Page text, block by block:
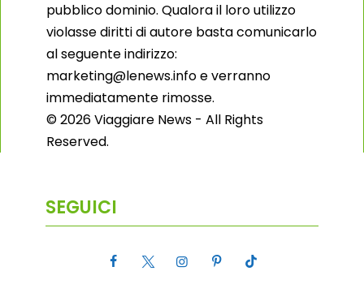
pubblico dominio. Qualora il loro utilizzo
violasse diritti di autore basta comunicarlo
al seguente indirizzo:
marketing@lenews.info e verranno
immediatamente rimosse.
© 2026 Viaggiare News - All Rights
Reserved.
SEGUICI